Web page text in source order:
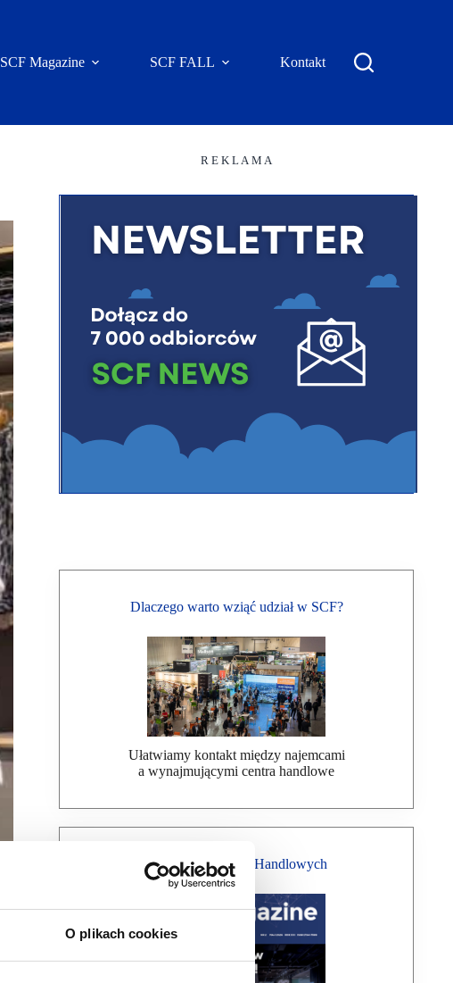
O plikach cookies
SCF Magazine SCF FALL Kontakt
R E K L A M A
Dlaczego warto wziąć udział w SCF?
Ułatwiamy kontakt między najemcami
a wynajmującymi centra handlowe
Magazyn Centrów Handlowych